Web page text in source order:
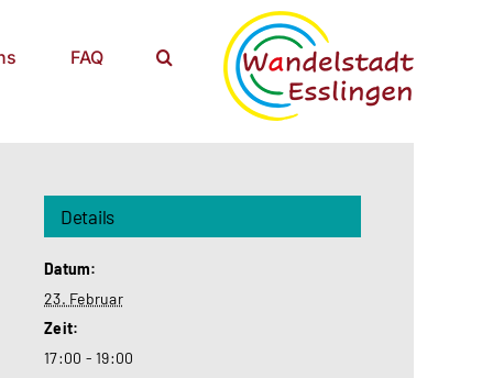
FAQ
Details
Datum:
23. Februar
Zeit:
17:00 - 19:00